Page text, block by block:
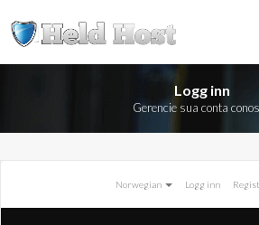
Logg inn
Gerencie sua conta
Norwegian Logg inn